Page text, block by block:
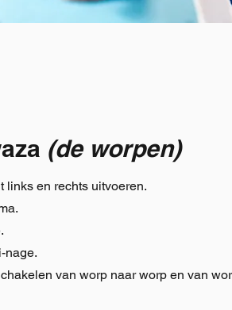
(de worpen)
links en rechts uitvoeren.
nage.
van worp naar worp en van